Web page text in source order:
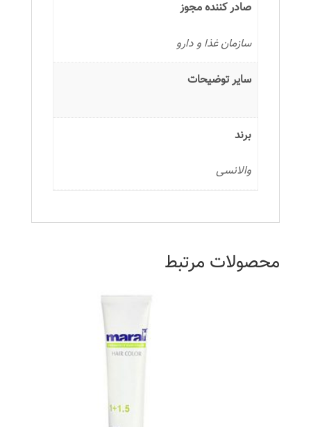
صادر کننده مجوز
سازمان غذا و دارو
سایر توضیحات
برند
والانسی
محصولات مرتبط